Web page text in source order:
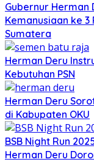
Gubernur Herman
Kemanusiaan ke
Sumatera
Herman Deru
Kebutuhan PSN
Herman Deru
di Kabupaten OKU
BSB Night Run
Herman Deru